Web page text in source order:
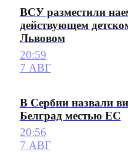
ВСУ разместили
действующем
Львовом
20:59
7 АВГ
В Сербии назвали
Белград местью ЕС
20:56
7 АВГ